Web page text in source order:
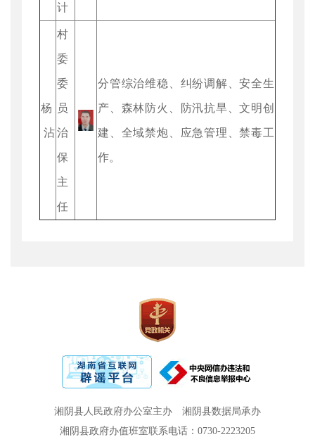
计
杨
沾
村
委
委
员
治
保
主
任
分管综治维稳、纠纷调解、安全生
产、森林防火、防汛抗旱、文明创
建、全域禁炮、应急管理、禁毒工
作。
湘阴县人民政府办公室主办
湘阴县数据局承办
湘阴县政府办值班室联系电话：0730-2223205